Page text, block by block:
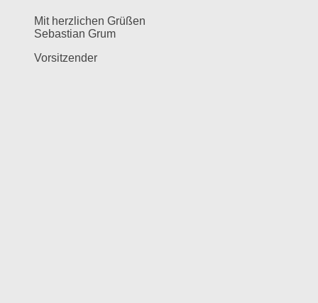
Mit herzlichen Grüßen
Sebastian Grum
Vorsitzender